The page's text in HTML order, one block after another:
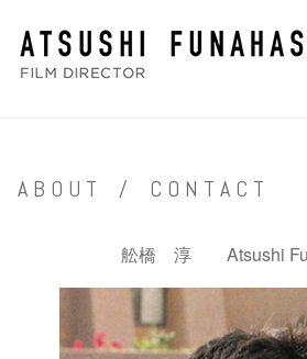
ホ
ー
A B O U T / C O N T A C T
舩橋 淳 Atsushi